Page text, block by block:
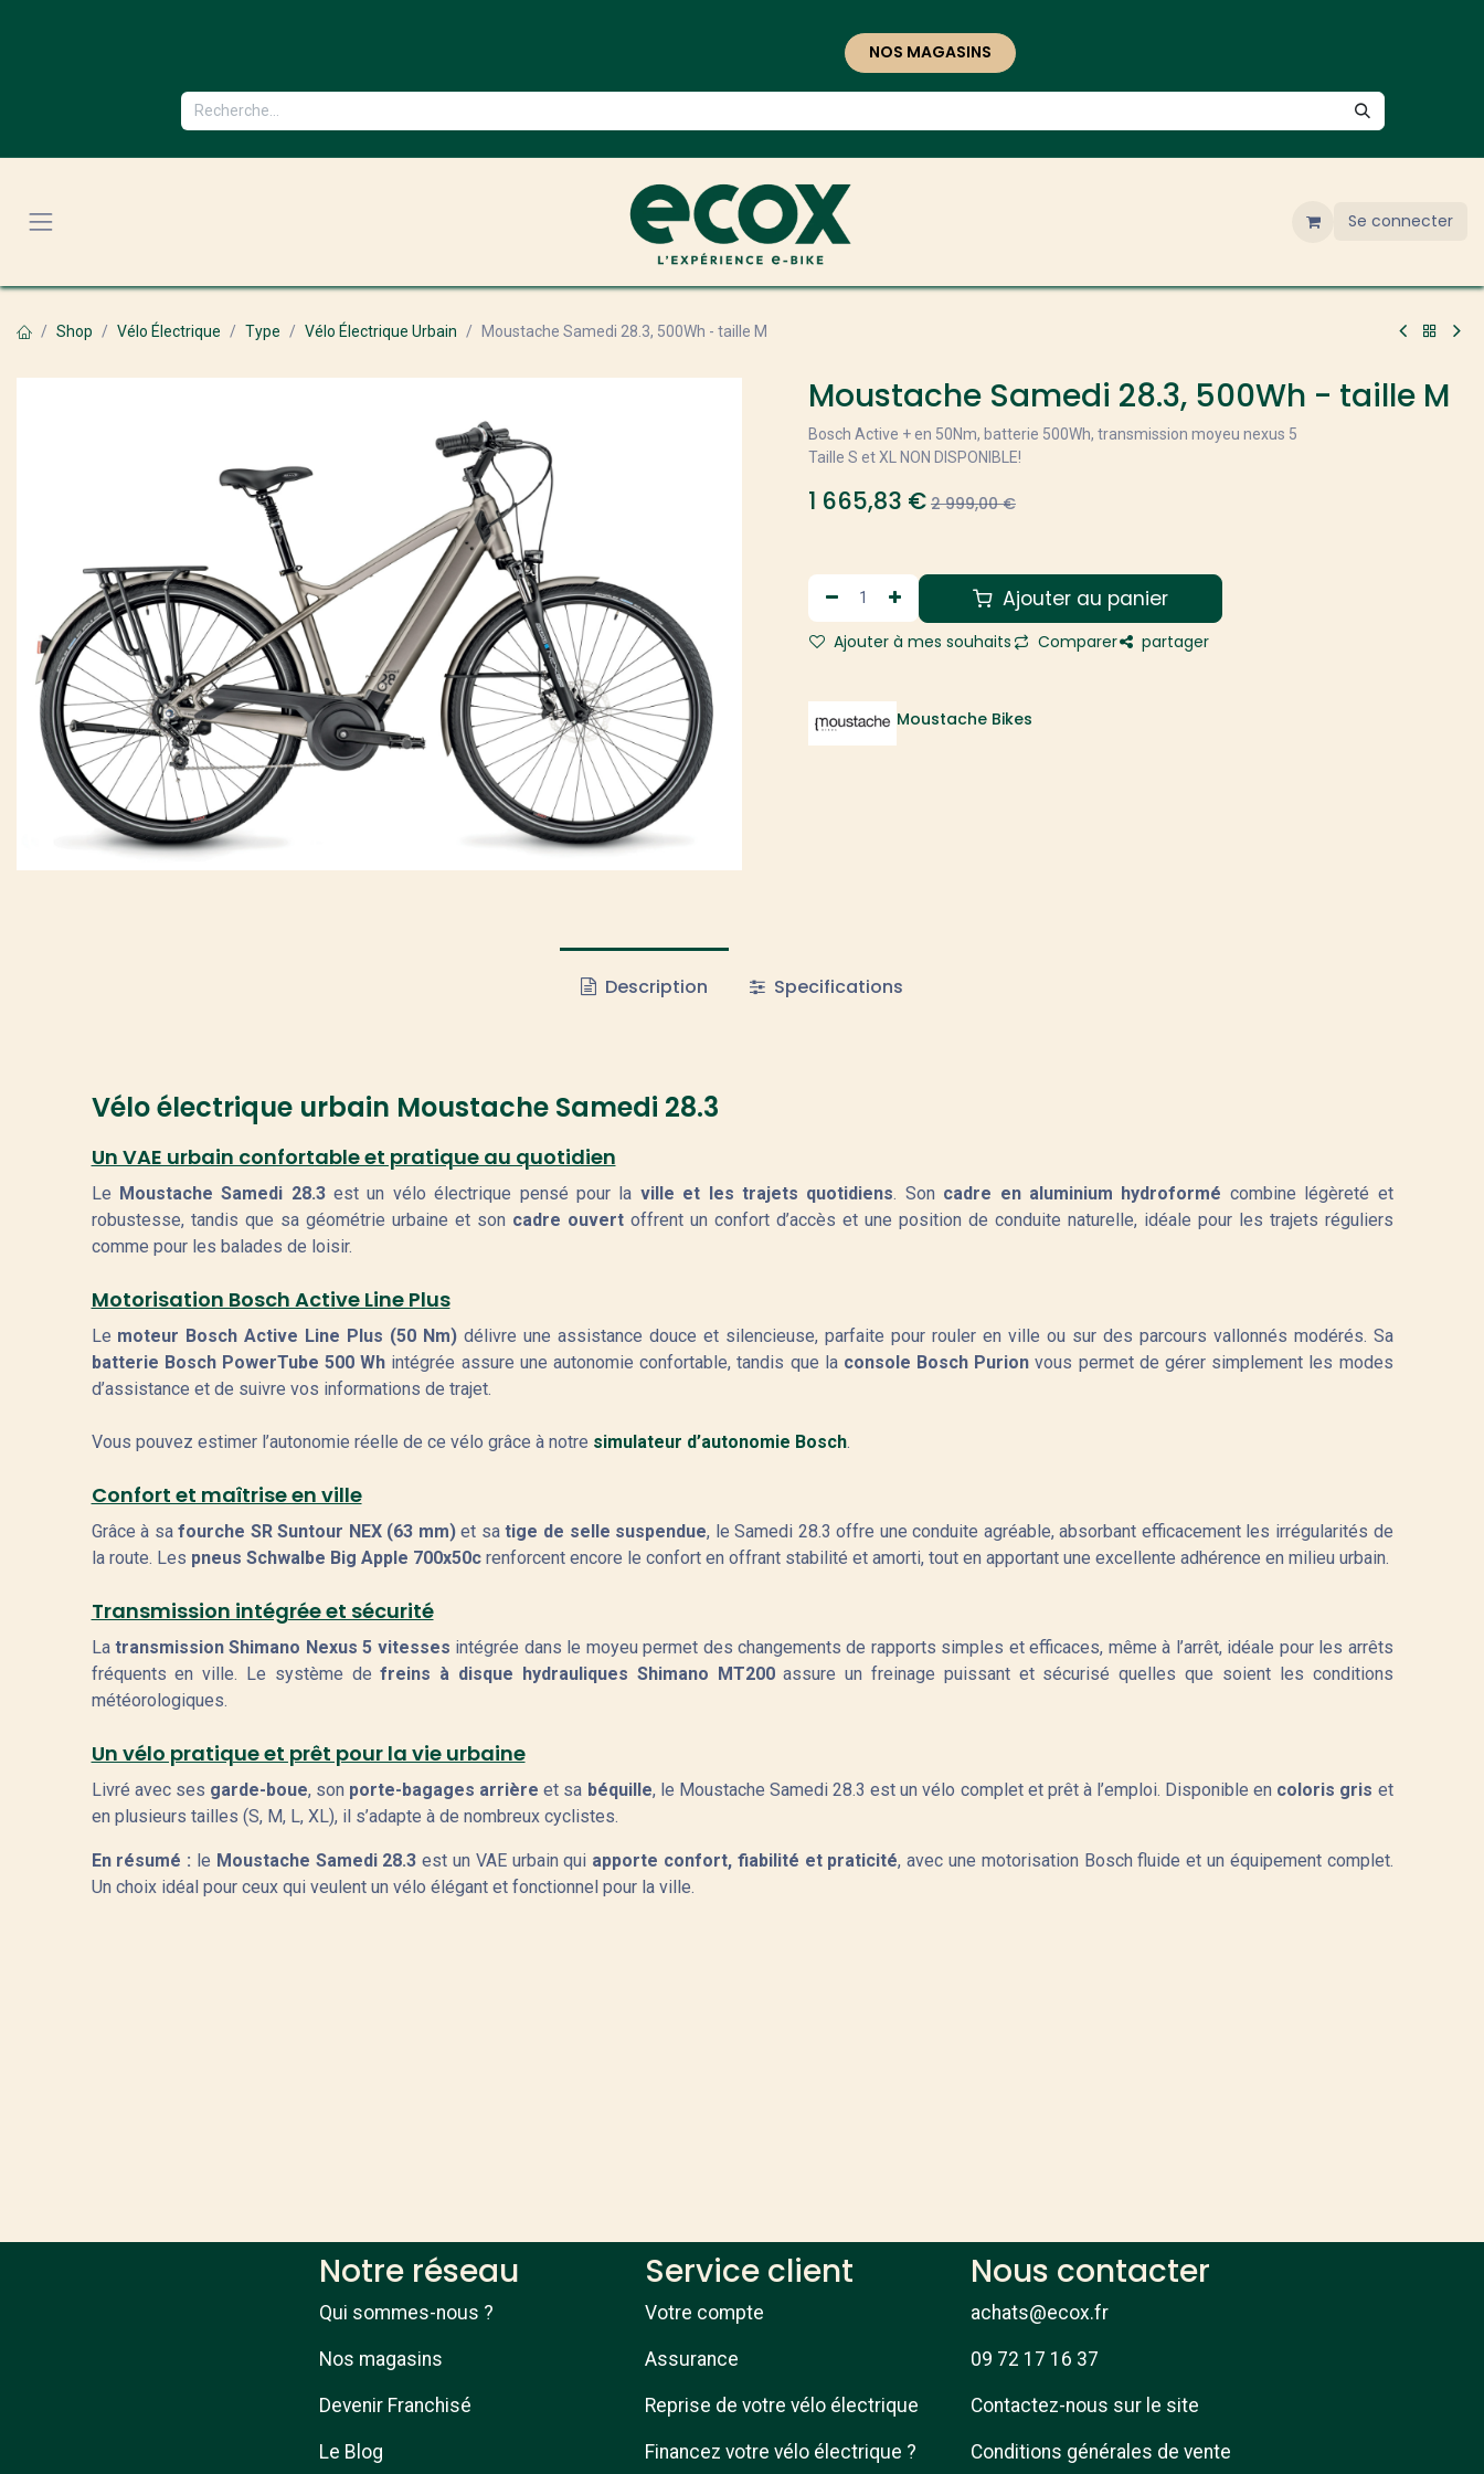
NOS MAGASINS
Se connecter
Shop Vélo Électrique Type Vélo Électrique Urbain Moustache Samedi 28.3, 500Wh - taille M
Moustache Samedi 28.3, 500Wh - taille M
Bosch Active + en 50Nm, batterie 500Wh, transmission moyeu nexus 5
Taille S et XL NON DISPONIBLE!
1 665,83 € 2 999,00€
Ajouter au panier
Ajouter à mes souhaits Comparer partager
Moustache Bikes
Description Specifications
Vélo électrique urbain Moustache Samedi 28.3
Un VAE urbain confortable et pratique au quotidien
Le Moustache Samedi 28.3est un vélo électrique pensé pour la ville et les trajets quotidiens. Son cadre en aluminium hydroformé combine légèreté et
robustesse, tandis que sa géométrie urbaine et son cadre ouvertoffrent un confort d’accès et une position de conduite naturelle, idéale pour les trajets réguliers
comme pour les balades de loisir.
Motorisation Bosch Active Line Plus
Le moteur Bosch Active Line Plus (50 Nm) délivre une assistance douce et silencieuse, parfaite pour rouler en ville ou sur des parcours vallonnés modérés. Sa
batterie Bosch PowerTube 500 Wh intégrée assure une autonomie confortable, tandis que la console Bosch Purion vous permet de gérer simplement les modes
d’assistance et de suivre vos informations de trajet.
Vous pouvez estimer l’autonomie réelle de ce vélo grâce à notre simulateur d’autonomie Bosch.
Confort et maîtrise en ville
Grâce à safourche SR Suntour NEX (63 mm)et satige de selle suspendue, le Samedi 28.3 offre une conduite agréable, absorbant efficacement les irrégularités de
la route. Les pneus Schwalbe Big Apple 700x50crenforcent encore le confort en offrant stabilité et amorti, tout en apportant une excellente adhérence en milieu urbain.
Transmission intégrée et sécurité
La transmission Shimano Nexus 5 vitesses intégrée dans le moyeu permet des changements de rapports simples et efficaces, même à l’arrêt, idéale pour les arrêts
fréquents en ville. Le système defreins à disque hydrauliques Shimano MT200assure un freinage puissant et sécurisé quelles que soient les conditions
météorologiques.
Un vélo pratique et prêt pour la vie urbaine
Livré avec ses garde-boue, son porte-bagages arrière et sa béquille, le Moustache Samedi 28.3 est un vélo complet et prêt à l’emploi. Disponible en coloris gris et
en plusieurs tailles (S, M, L, XL), il s’adapte à de nombreux cyclistes.
En résumé : le Moustache Samedi 28.3 est un VAE urbain qui apporte confort, fiabilité et praticité, avec une motorisation Bosch fluide et un équipement complet.
Un choix idéal pour ceux qui veulent un vélo élégant et fonctionnel pour la ville.
Nous contacter
achats@ecox.fr
09 72 17 16 37
Contactez-nous sur le site
Conditions générales de vente
Service client
Votre compte
Assurance
Reprise de votre vélo électrique
Financez votre vélo électrique ?
Notre réseau
Qui sommes-nous ?
Nos magasins
Devenir Franchisé
Le Blog